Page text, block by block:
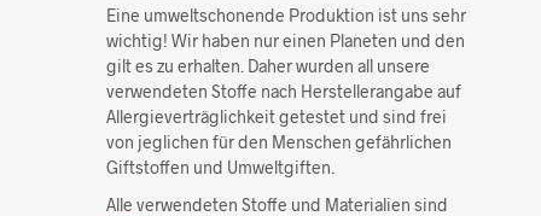
Eine umweltschonende Produktion ist uns sehr
wichtig! Wir haben nur einen Planeten und den
gilt es zu erhalten. Daher wurden all unsere
verwendeten Stoffe nach Herstellerangabe auf
Allergieverträglichkeit getestet und sind frei
von jeglichen für den Menschen gefährlichen
Giftstoffen und Umweltgiften.
Alle verwendeten Stoffe und Materialien sind